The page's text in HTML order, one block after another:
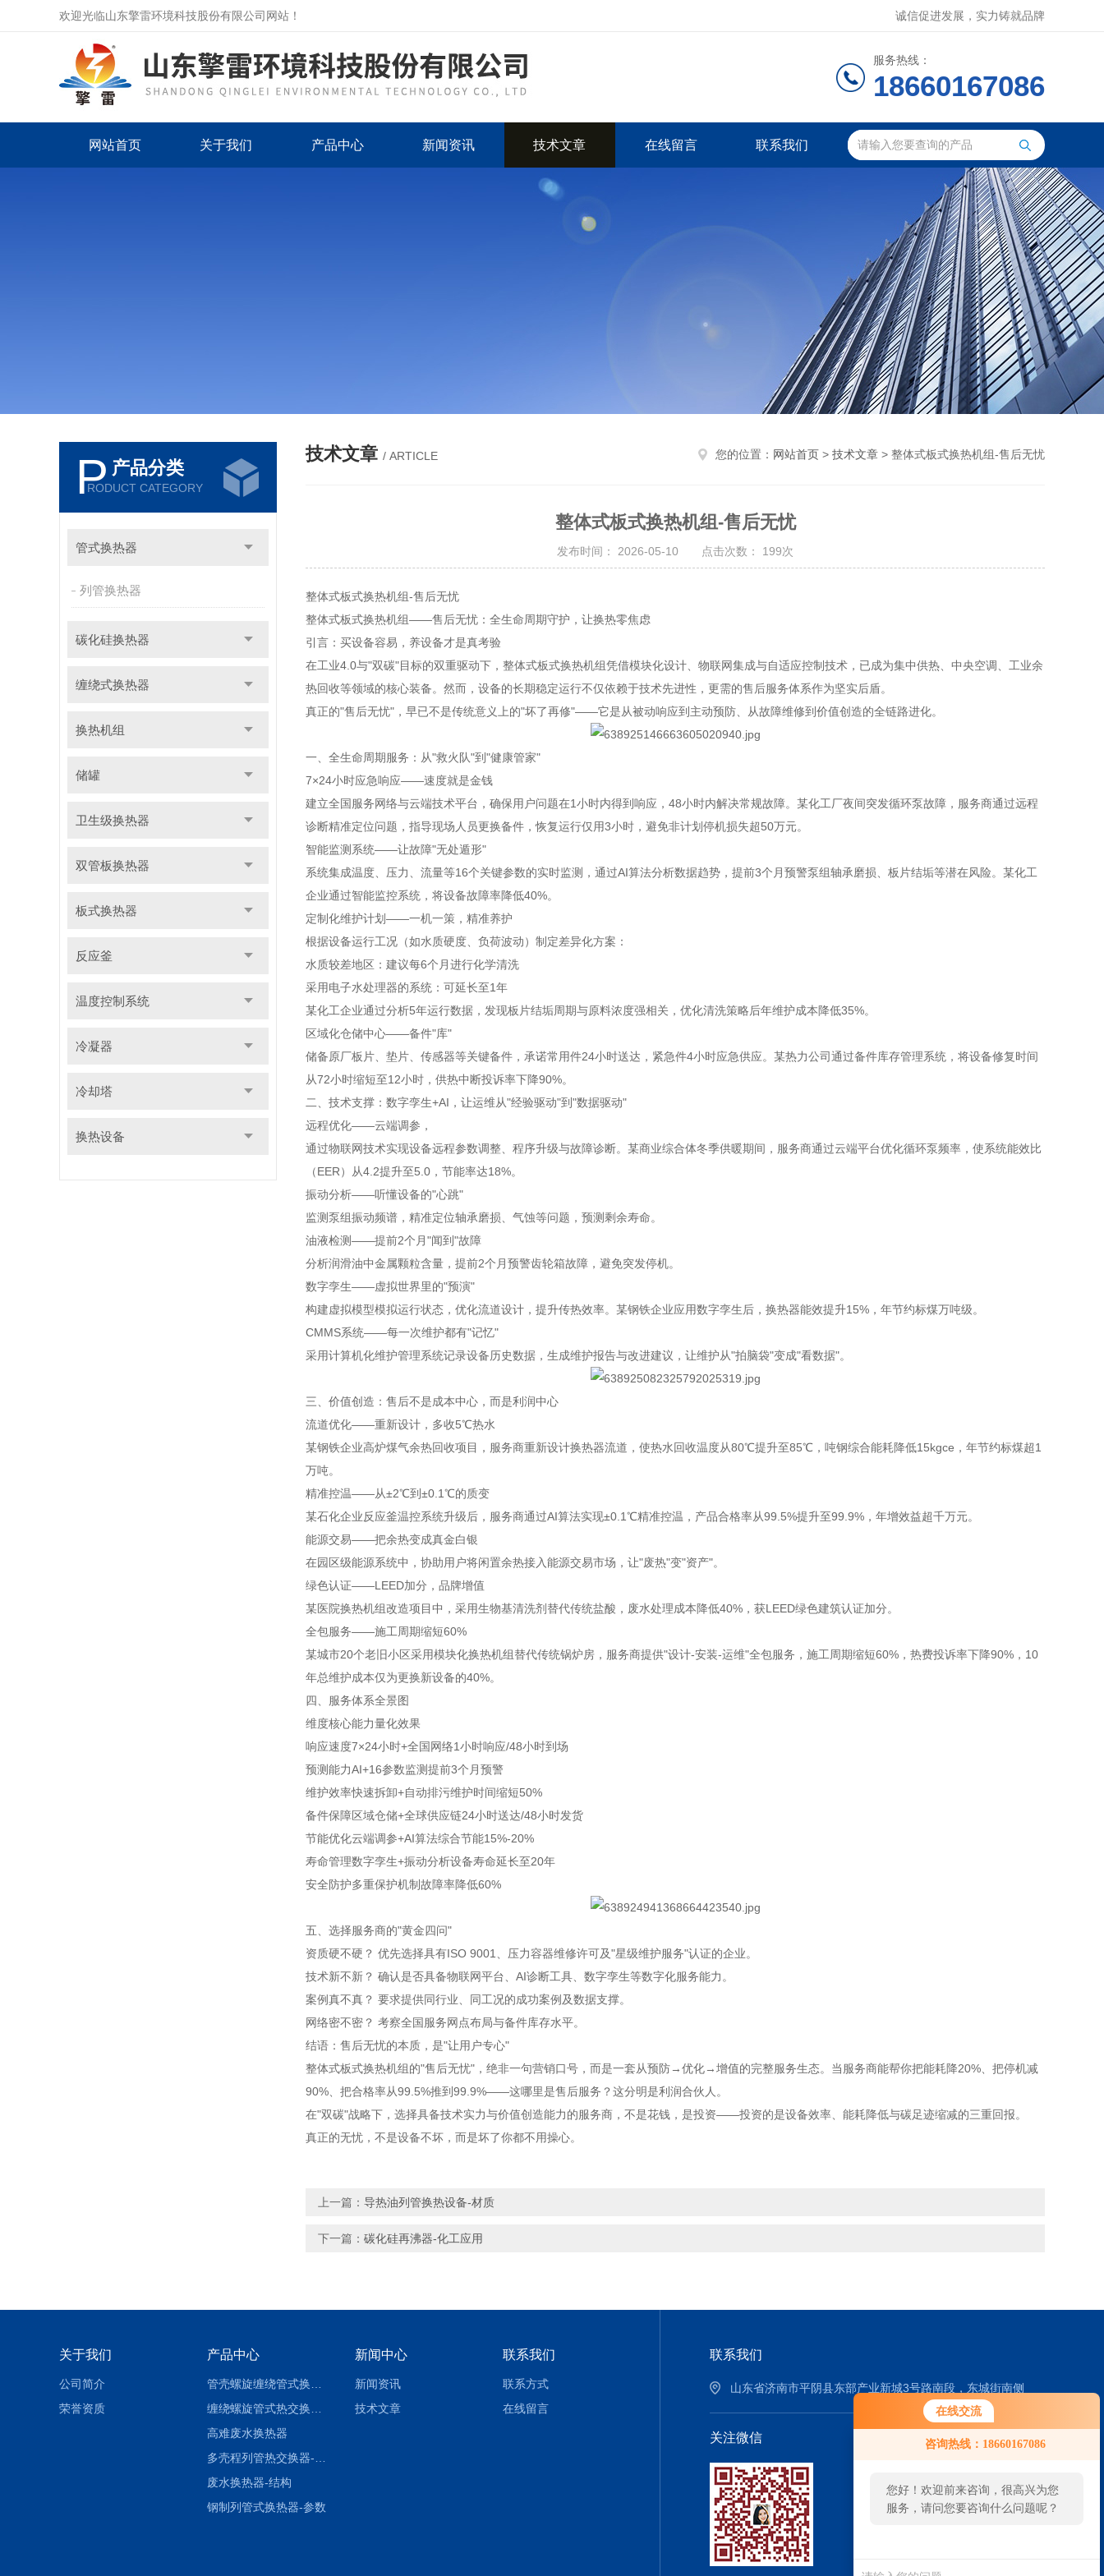
在线交流
咨询热线：18660167086
您好！欢迎前来咨询，很高兴为您
服务，请问您要咨询什么问题呢？
欢迎光临山东擎雷环境科技股份有限公司网站！ 诚信促进发展，实力铸就品牌
服务热线：
18660167086
网站首页 关于我们 产品中心 新闻资讯 技术文章 在线留言 联系我们
P 产品分类
RODUCT CATEGORY
管式换热器
列管换热器
碳化硅换热器
缠绕式换热器
换热机组
储罐
卫生级换热器
双管板换热器
板式换热器
反应釜
温度控制系统
冷凝器
冷却塔
换热设备
技术文章 / ARTICLE 您的位置： 网站首页 > 技术文章 > 整体式板式换热机组-售后无忧
整体式板式换热机组-售后无忧
发布时间： 2026-05-10 点击次数： 199次
整体式板式换热机组-售后无忧
整体式板式换热机组——售后无忧：全生命周期守护，让换热零焦虑
引言：买设备容易，养设备才是真考验
在工业4.0与"双碳"目标的双重驱动下，整体式板式换热机组凭借模块化设计、物联网集成与自适应控制技术，已成为集中供热、中央空调、工业余
热回收等领域的核心装备。然而，设备的长期稳定运行不仅依赖于技术先进性，更需的售后服务体系作为坚实后盾。
真正的"售后无忧"，早已不是传统意义上的"坏了再修"——它是从被动响应到主动预防、从故障维修到价值创造的全链路进化。
一、全生命周期服务：从"救火队"到"健康管家"
7×24小时应急响应——速度就是金钱
建立全国服务网络与云端技术平台，确保用户问题在1小时内得到响应，48小时内解决常规故障。某化工厂夜间突发循环泵故障，服务商通过远程
诊断精准定位问题，指导现场人员更换备件，恢复运行仅用3小时，避免非计划停机损失超50万元。
智能监测系统——让故障"无处遁形"
系统集成温度、压力、流量等16个关键参数的实时监测，通过AI算法分析数据趋势，提前3个月预警泵组轴承磨损、板片结垢等潜在风险。某化工
企业通过智能监控系统，将设备故障率降低40%。
定制化维护计划——一机一策，精准养护
根据设备运行工况（如水质硬度、负荷波动）制定差异化方案：
水质较差地区：建议每6个月进行化学清洗
采用电子水处理器的系统：可延长至1年
某化工企业通过分析5年运行数据，发现板片结垢周期与原料浓度强相关，优化清洗策略后年维护成本降低35%。
区域化仓储中心——备件"库"
储备原厂板片、垫片、传感器等关键备件，承诺常用件24小时送达，紧急件4小时应急供应。某热力公司通过备件库存管理系统，将设备修复时间
从72小时缩短至12小时，供热中断投诉率下降90%。
二、技术支撑：数字孪生+AI，让运维从"经验驱动"到"数据驱动"
远程优化——云端调参，
通过物联网技术实现设备远程参数调整、程序升级与故障诊断。某商业综合体冬季供暖期间，服务商通过云端平台优化循环泵频率，使系统能效比
（EER）从4.2提升至5.0，节能率达18%。
振动分析——听懂设备的"心跳"
监测泵组振动频谱，精准定位轴承磨损、气蚀等问题，预测剩余寿命。
油液检测——提前2个月"闻到"故障
分析润滑油中金属颗粒含量，提前2个月预警齿轮箱故障，避免突发停机。
数字孪生——虚拟世界里的"预演"
构建虚拟模型模拟运行状态，优化流道设计，提升传热效率。某钢铁企业应用数字孪生后，换热器能效提升15%，年节约标煤万吨级。
CMMS系统——每一次维护都有"记忆"
采用计算机化维护管理系统记录设备历史数据，生成维护报告与改进建议，让维护从"拍脑袋"变成"看数据"。
三、价值创造：售后不是成本中心，而是利润中心
流道优化——重新设计，多收5℃热水
某钢铁企业高炉煤气余热回收项目，服务商重新设计换热器流道，使热水回收温度从80℃提升至85℃，吨钢综合能耗降低15kgce，年节约标煤超1
万吨。
精准控温——从±2℃到±0.1℃的质变
某石化企业反应釜温控系统升级后，服务商通过AI算法实现±0.1℃精准控温，产品合格率从99.5%提升至99.9%，年增效益超千万元。
能源交易——把余热变成真金白银
在园区级能源系统中，协助用户将闲置余热接入能源交易市场，让"废热"变"资产"。
绿色认证——LEED加分，品牌增值
某医院换热机组改造项目中，采用生物基清洗剂替代传统盐酸，废水处理成本降低40%，获LEED绿色建筑认证加分。
全包服务——施工周期缩短60%
某城市20个老旧小区采用模块化换热机组替代传统锅炉房，服务商提供"设计-安装-运维"全包服务，施工周期缩短60%，热费投诉率下降90%，10
年总维护成本仅为更换新设备的40%。
四、服务体系全景图
维度核心能力量化效果
响应速度7×24小时+全国网络1小时响应/48小时到场
预测能力AI+16参数监测提前3个月预警
维护效率快速拆卸+自动排污维护时间缩短50%
备件保障区域仓储+全球供应链24小时送达/48小时发货
节能优化云端调参+AI算法综合节能15%-20%
寿命管理数字孪生+振动分析设备寿命延长至20年
安全防护多重保护机制故障率降低60%
五、选择服务商的"黄金四问"
资质硬不硬？ 优先选择具有ISO 9001、压力容器维修许可及"星级维护服务"认证的企业。
技术新不新？ 确认是否具备物联网平台、AI诊断工具、数字孪生等数字化服务能力。
案例真不真？ 要求提供同行业、同工况的成功案例及数据支撑。
网络密不密？ 考察全国服务网点布局与备件库存水平。
结语：售后无忧的本质，是"让用户专心"
整体式板式换热机组的"售后无忧"，绝非一句营销口号，而是一套从预防→优化→增值的完整服务生态。当服务商能帮你把能耗降20%、把停机减
90%、把合格率从99.5%推到99.9%——这哪里是售后服务？这分明是利润合伙人。
在"双碳"战略下，选择具备技术实力与价值创造能力的服务商，不是花钱，是投资——投资的是设备效率、能耗降低与碳足迹缩减的三重回报。
真正的无忧，不是设备不坏，而是坏了你都不用操心。
上一篇： 导热油列管换热设备-材质
下一篇： 碳化硅再沸器-化工应用
关于我们
公司简介
荣誉资质
产品中心
高难废水换热器
废水换热器-结构
钢制列管式换热器-参数
新闻中心
新闻资讯
技术文章
联系我们
联系方式
在线留言
联系我们
山东省济南市平阴县东部产业新城3号路南段，东城街南侧
关注微信